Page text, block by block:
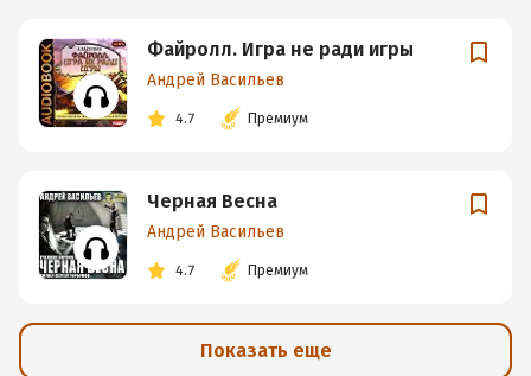
Файролл. Игра не ради игры
Андрей Васильев
4.7 Премиум
Черная Весна
Андрей Васильев
4.7 Премиум
Показать еще